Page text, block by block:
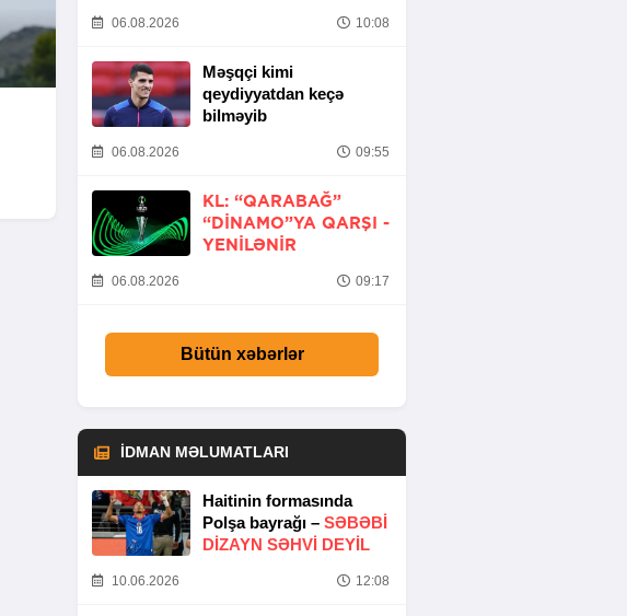
06.08.2026 10:08
Məşqçi kimi
qeydiyyatdan keçə
bilməyib
06.08.2026 09:55
KL: “QARABAĞ”
“DINAMO”YA QARŞI -
YENİLƏNİR
06.08.2026 09:17
Bütün xəbərlər
İDMAN MƏLUMATLARI
Haitinin formasında
Polşa bayrağı – SƏBƏBI
DIZAYN SƏHVI DEYIL
10.06.2026 12:08